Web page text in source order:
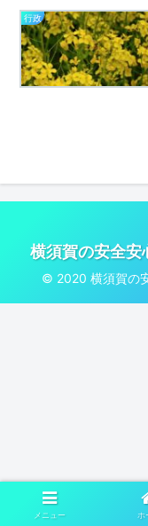
行政
横須賀の安全
© 2020 横須賀の
メニュー ホ